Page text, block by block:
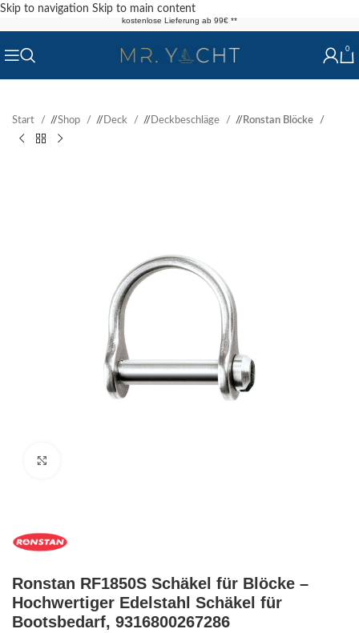
Skip to navigation Skip to main content
kostenlose Lieferung ab 99€ **
0
Start / Shop / Deck / Deckbeschläge / Ronstan Blöcke
Ronstan RF1850S Schäkel für Blöcke –
Hochwertiger Edelstahl Schäkel für
Bootsbedarf, 9316800267286